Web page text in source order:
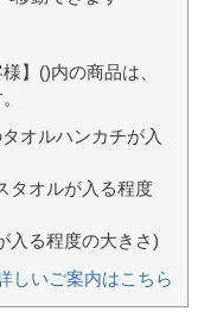
】()内の商品は、
オルハンカチが入
タオルが入る程度
入る程度の大きさ)
しいご案内はこちら